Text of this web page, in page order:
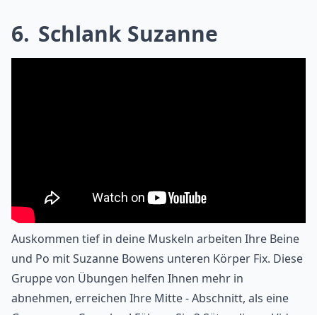
6 Schlank Suzanne
Auskommen tief in deine Muskeln arbeiten Ihre Beine
und Po mit Suzanne Bowens unteren Körper Fix. Diese
Gruppe von Übungen helfen Ihnen mehr in
abnehmen, erreichen Ihre Mitte - Abschnitt, als eine